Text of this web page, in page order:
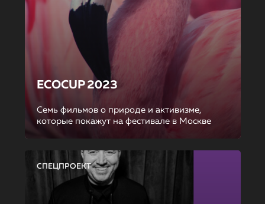
ECOCUP 2023
Семь фильмов о природе и активизме,
которые покажут на фестивале в Москве
СПЕЦПРОЕКТ